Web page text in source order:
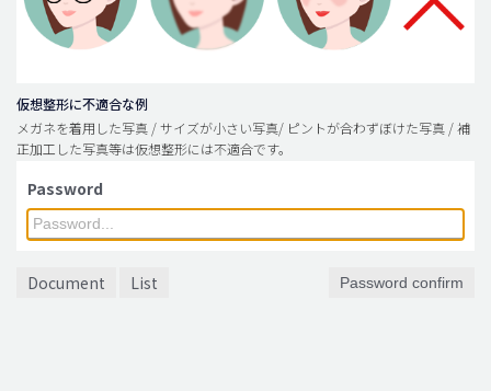
仮想整形に不適合な例
メガネを着用した写真 / サイズが小さい写真/ ピントが合わずぼけた写真 / 補
正加工した写真等は仮想整形には不適合です。
Password
Document List Password confirm